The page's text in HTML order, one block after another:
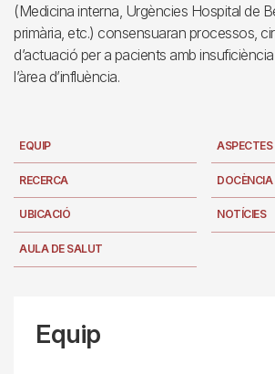
(Medicina interna, Urgències Hospital de
primària, etc.) consensuaran processos,
d’actuació per a pacients amb
l’àrea d’influència.
EQUIP
RECERCA DOCÈNCIA
UBICACIÓ NOTÍCIES
AULA DE SALUT
Equip